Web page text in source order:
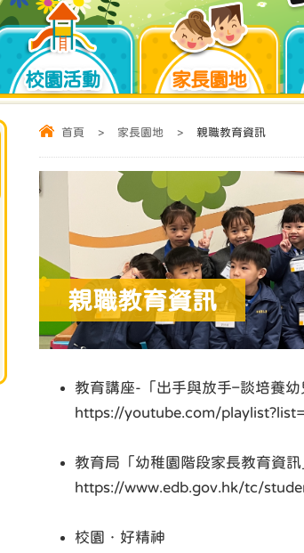
校園活動 家長園地
首頁 > 家長園地 > 親職教育資訊
親職教育資訊
教育講座-「出手與放手–談培養幼
https://youtube.com/
教育局「幼稚園階段家長教育資訊
https://www.edb.gov.hk/tc/
校園．好精神